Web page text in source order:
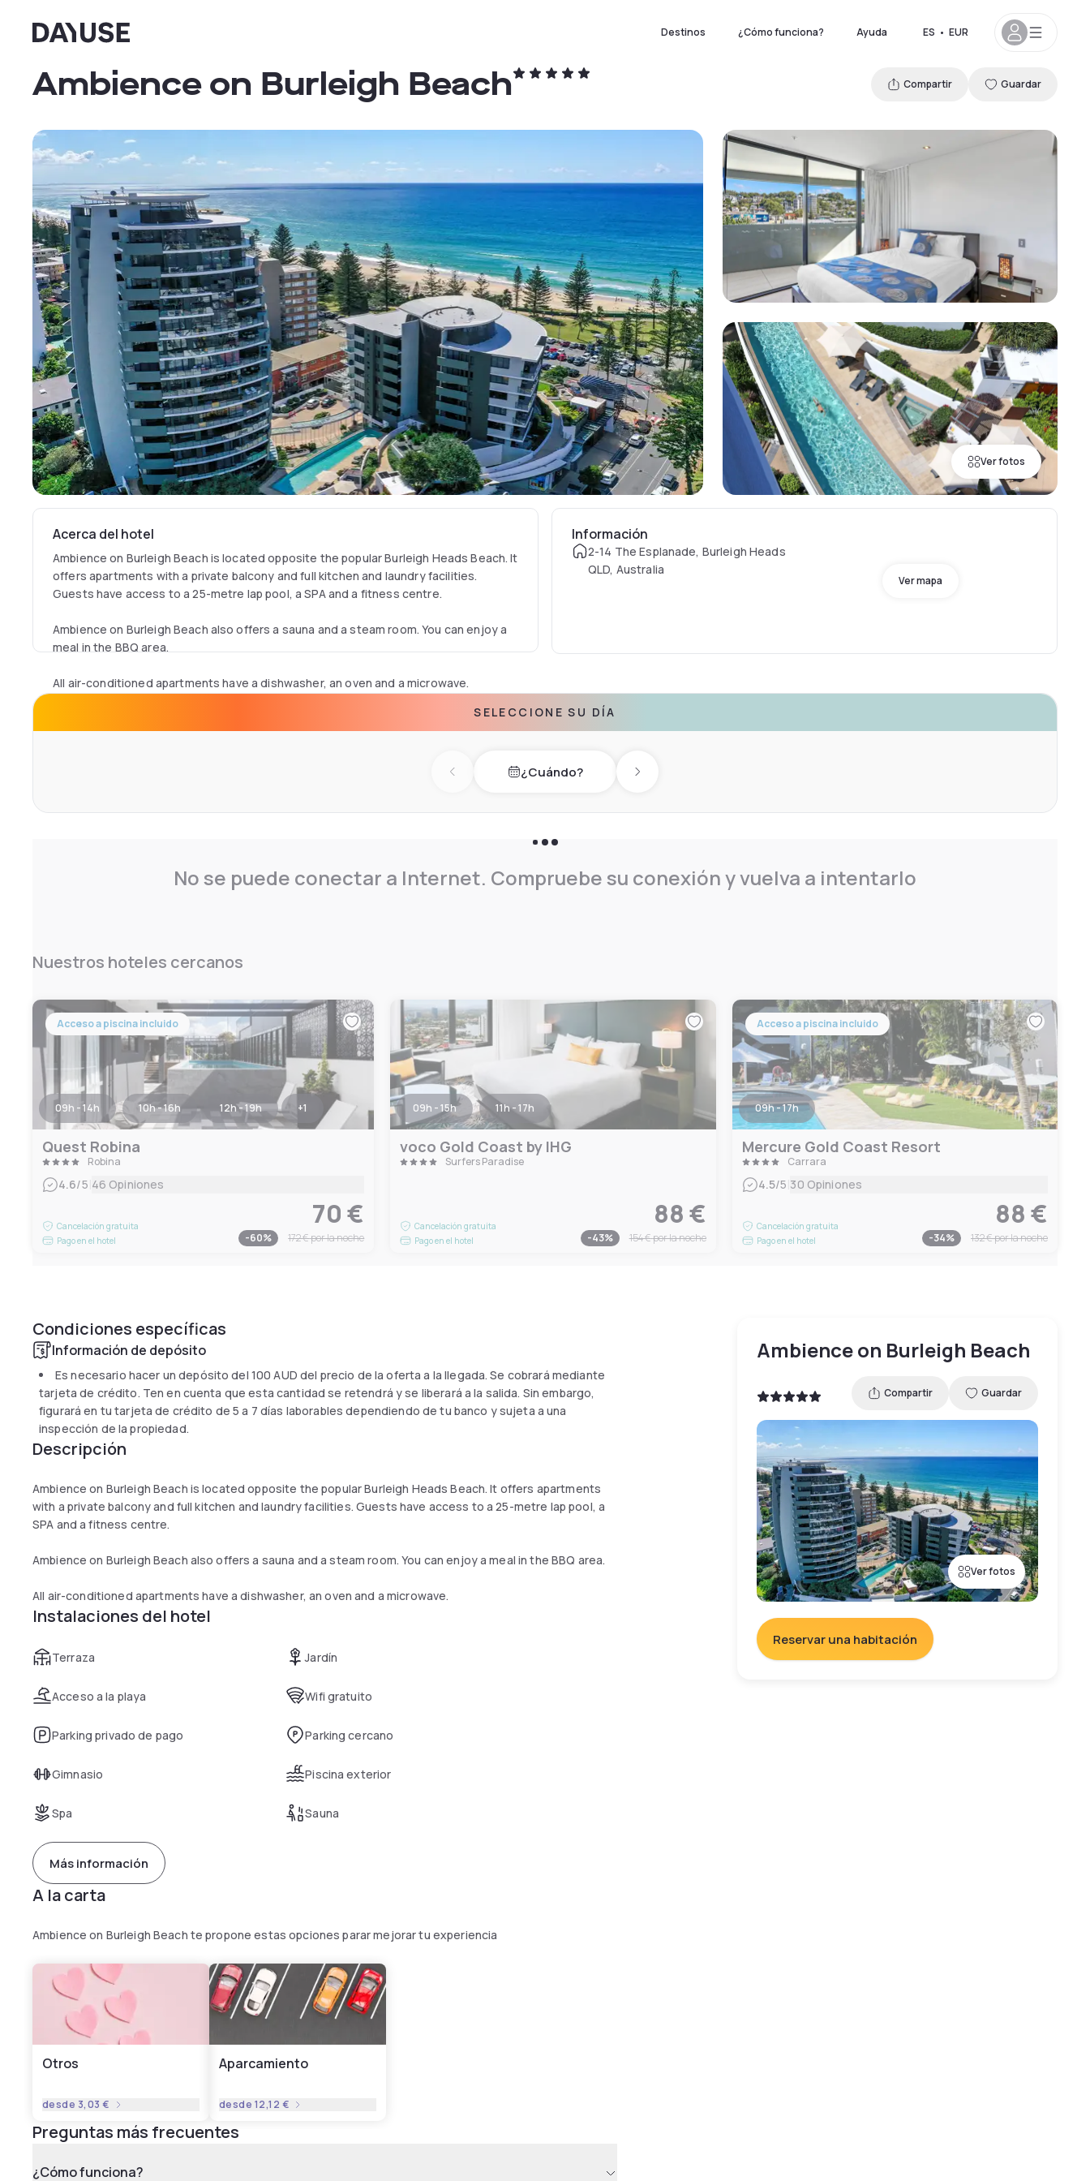
Dayuse Destinos ¿Cómo funciona? Ayuda ES • EUR
Ver fotos
Ambience on Burleigh Beach Compartir Guardar
Acerca del hotel
Ambience on Burleigh Beach is located opposite the popular Burleigh Heads Beach. It
offers apartments with a private balcony and full kitchen and laundry facilities.
Guests have access to a 25-metre lap pool, a SPA and a fitness centre.
Ambience on Burleigh Beach also offers a sauna and a steam room. You can enjoy a
meal in the BBQ area.
All air-conditioned apartments have a dishwasher, an oven and a microwave.
Información
2-14 The Esplanade, Burleigh Heads
QLD, Australia
Ver mapa
SELECCIONE SU DÍA
Previous day¿Cuándo? Next day
No se puede conectar a Internet. Compruebe su conexión y vuelva a intentarlo
Nuestros hoteles cercanos
Acceso a piscina incluido
09h - 14h 10h - 16h 12h - 19h +1
Quest Robina
Robina
4.6/5 46 Opiniones
Cancelación gratuita
Pago en el hotel
70 €
-60% 172 €por la noche
09h - 15h 11h - 17h
voco Gold Coast by IHG
Surfers Paradise
Cancelación gratuita
Pago en el hotel
88 €
-43% 154 €por la noche
Acceso a piscina incluido
09h - 17h
Mercure Gold Coast Resort
Carrara
4.5/5 30 Opiniones
Cancelación gratuita
Pago en el hotel
88 €
-34% 132 €por la noche
Condiciones específicas
Información de depósito
Es necesario hacer un depósito del 100 AUD del precio de la oferta a la llegada. Se cobrará mediante
tarjeta de crédito. Ten en cuenta que esta cantidad se retendrá y se liberará a la salida. Sin embargo,
figurará en tu tarjeta de crédito de 5 a 7 días laborables dependiendo de tu banco y sujeta a una
inspección de la propiedad.
Descripción
Ambience on Burleigh Beach is located opposite the popular Burleigh Heads Beach. It offers apartments
with a private balcony and full kitchen and laundry facilities. Guests have access to a 25-metre lap pool, a
SPA and a fitness centre.
Ambience on Burleigh Beach also offers a sauna and a steam room. You can enjoy a meal in the BBQ area.
All air-conditioned apartments have a dishwasher, an oven and a microwave.
Instalaciones del hotel
Terraza Jardín
Acceso a la playa Wifi gratuito
Parking privado de pago Parking cercano
Gimnasio Piscina exterior
Spa Sauna
Más información
A la carta
Ambience on Burleigh Beach te propone estas opciones parar mejorar tu experiencia
Otros
desde 3,03 €
Aparcamiento
desde 12,12 €
Preguntas más frecuentes
¿Cómo funciona?
Ambience on Burleigh Beach
Compartir Guardar
Ver fotos
Reservar una habitación